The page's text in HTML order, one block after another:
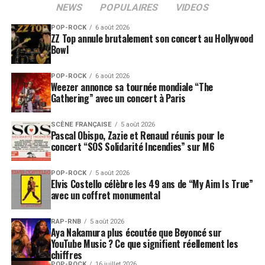
Downes et Trevor Horn. Il en résulte l'album Drama.
Après la tournée de cet album, le groupe se sépare
officiellement.
En 1980, après la sortie de l'album Drama, Squire et
White font équipe avec le guitariste de Led Zeppelin
Jimmy Page pour former un power trio surnommé XYZ
(« eX-Yes-Zeppelin »). Des conflits créatifs mettent
rapidement un terme à l'existence de ce supergroupe, et
Squire et White se retrouvent une fois de plus sans
groupe. Ils sortent un 45 tours durant cette période :
Run with the Fox. Howe et Downes forment quant à eux
le supergroupe Asia avec John Wetton (ex-King
Crimson) au chant et à la basse et Carl Palmer (ex-ELP)
à la batterie.
Début 1981, un guitariste jazz-rock prometteur
d'Afrique du Sud nommé Trevor Rabin (ex-Rabbitt) vend
ses compositions solo à un directeur A&R chez Atlantic
NEWS POPULAIRES VIDEOS
POP-ROCK 6 août 2026
ZZ Top annule brutalement son concert au Hollywood
Bowl
POP-ROCK 6 août 2026
Weezer annonce sa tournée mondiale “The
Gathering” avec un concert à Paris
SCÈNE FRANÇAISE 5 août 2026
Pascal Obispo, Zazie et Renaud réunis pour le
concert “SOS Solidarité Incendies” sur M6
POP-ROCK 5 août 2026
Elvis Costello célèbre les 49 ans de “My Aim Is True”
avec un coffret monumental
RAP-RNB 5 août 2026
Aya Nakamura plus écoutée que Beyoncé sur
YouTube Music ? Ce que signifient réellement les
chiffres